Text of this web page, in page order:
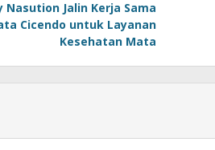
Nasution Jalin Kerja Sama
Cicendo untuk Layanan
Kesehatan Mata